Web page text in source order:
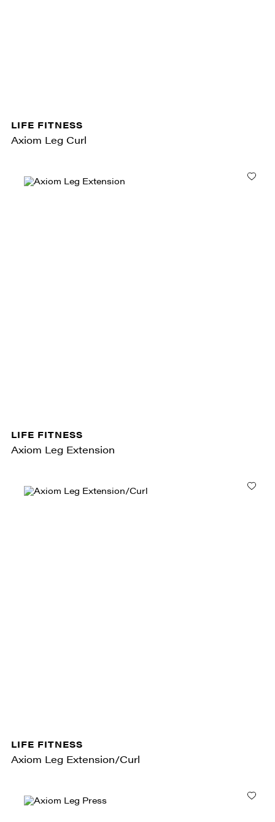
LIFE FITNESS
Axiom Leg Curl
LIFE FITNESS
Axiom Leg Extension
LIFE FITNESS
Axiom Leg Extension/Curl